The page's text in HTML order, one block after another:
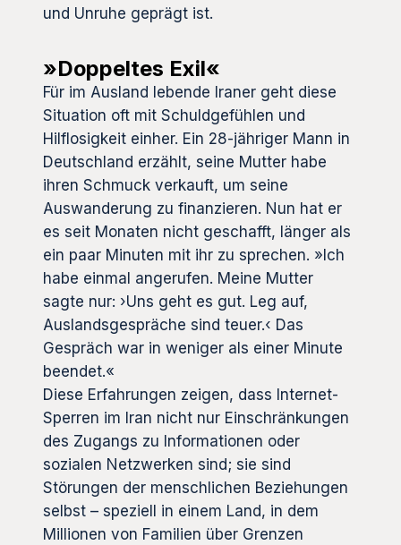
und Unruhe geprägt ist.
»Doppeltes Exil«
Für im Ausland lebende Iraner geht diese
Situation oft mit Schuldgefühlen und
Hilflosigkeit einher. Ein 28-jähriger Mann in
Deutschland erzählt, seine Mutter habe
ihren Schmuck verkauft, um seine
Auswanderung zu finanzieren. Nun hat er
es seit Monaten nicht geschafft, länger als
ein paar Minuten mit ihr zu sprechen. »Ich
habe einmal angerufen. Meine Mutter
sagte nur: ›Uns geht es gut. Leg auf,
Auslandsgespräche sind teuer.‹ Das
Gespräch war in weniger als einer Minute
beendet.«
Diese Erfahrungen zeigen, dass Internet-
Sperren im Iran nicht nur Einschränkungen
des Zugangs zu Informationen oder
sozialen Netzwerken sind; sie sind
Störungen der menschlichen Beziehungen
selbst – speziell in einem Land, in dem
Millionen von Familien über Grenzen